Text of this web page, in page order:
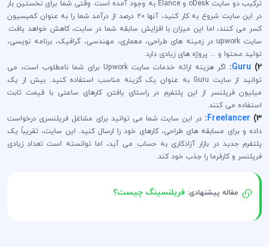
ترکیب دو سایت oDesk و Elance به وجود آمده است. وقتی شما برای نخستین بار
در این سایت شروع به کار کنید، آنها 20 درصد از درآمد شما را به عنوان کمیسیون
کسر می کنند، اما این میزان با افزایش سابقه شما در سایت، کاهش خواهد یافت.
سایت upwork در زمینه های طراحی، معماری، مهندسی، گرافیک، برنامه نویسی،
تولید محتوا و ... پروژه های زیادی دارد.
2)
Guru
:
اگر هزینه ارائه خدمات سایت Upwork برای شما نامطلوب است، می
توانید از سایت Guru به عنوان یک گزینه مناسب استفاده کنید. بیش از یک
میلیون فریلنسر از این پلتفرم در راستای یافتن کارهای ساعتی با قیمت ثابت
استفاده می کنند.
3)
Freelancer
:در این سایت شما می توانید برای مشاغل فریلنسری درخواست
داده و برای مسابقه های طراحی، کارهای خود را ارسال کنید. این سایت، تقریباً یک
پلتفرم جدید در بازار آزادکاری به حساب می آید، اما توانسته است تعداد زیادی
فریلنسر و کارفرما را جذب خود کند.
مقاله پیشنهادی: فریلنسینگ چیست؟